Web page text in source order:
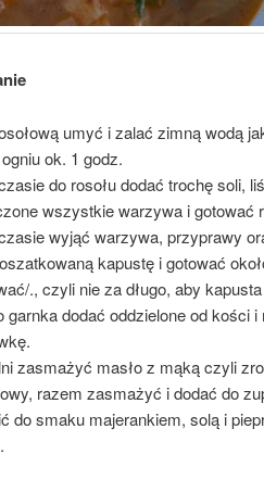
umyć i zalać zimną wodą
ok. 1 godz.
do rosołu dodać trochę soli,
wszystkie warzywa i gotować
wyjąć warzywa, przyprawy
kapustę i gotować
., czyli nie za długo, aby
garnka dodać oddzielone od kości
zasmażyć masło z mąką czyli
razem zasmażyć i dodać do
do smaku majerankiem, solą i